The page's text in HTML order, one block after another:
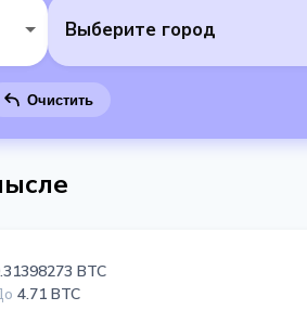
Выберите город
Очистить
BTC
4.71 BTC